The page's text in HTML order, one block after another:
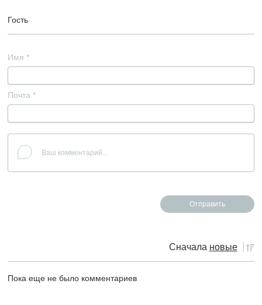
Гость
Имя *
Почта *
Сначала новые
Пока еще не было комментариев